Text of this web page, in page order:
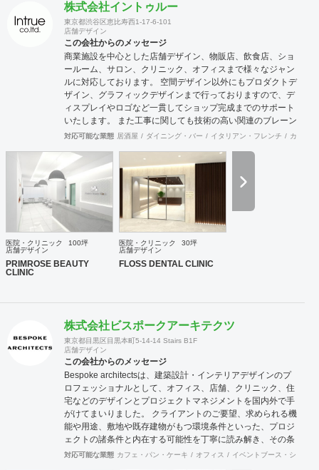
株式会社イントゥルー
東京都渋谷区恵比寿西1-17-6-101
店舗デザイン
この会社からのメッセージ
商業施設を中心とした店舗デザイン、物販店、飲食店、ショ
ールーム、サロン、クリニック、オフィスまで様々なジャン
ルに対応しております。 空間デザイン以外にもプロダクトデ
ザイン、グラフィックデザインまで行っておりますので、デ
ィスプレイやロゴなど一貫してショップ完成までのサポート
いたします。 また工事に関しても技術の高い関連のブレーン
が全国にいるため首都圏はもとより地方の案件まで対応が可
摯に向き合い、常にハイクオリティなデザインを提供いたし
ます。
対応可能な業態 居酒屋 ダイニング・バー イタリアン・フレンチ カフェ
医院・クリニック
100坪
店舗デザイン
PRIMROSE BEAUTY
CLINIC
医院・クリニック
30坪
店舗デザイン
FLOSS DENTAL CLINIC
株式会社ビスポークアーキテクツ
東京都目黒区目黒本町5-14-14 Stairs B1F
店舗デザイン
この会社からのメッセージ
Bespoke architectsは、建築設計・インテリアデザインのプ
ロフェッショナルとして、オフィス、店舗、クリニック、住
宅などのデザインとプロジェクトマネジメントを国内外で手
がけてまいりました。 クライアントのご要望、求められる機
能や用途、敷地や既存建物がもつ環境条件といった、プロジ
ェクトの諸条件と内在する可能性を丁寧に読み解き、その条
件でこそ可能な空間環境の豊かさを提案し、カタチにしま
対応可能な業態 カフェ・パン・ケーキ オフィス イベントブース・ショール